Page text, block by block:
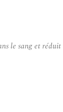
et réduit